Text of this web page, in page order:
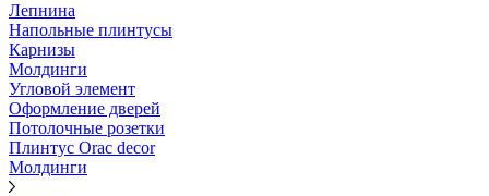
Лепнина
Напольные плинтусы
Карнизы
Молдинги
Угловой элемент
Оформление дверей
Потолочные розетки
Плинтус Orac decor
Молдинги